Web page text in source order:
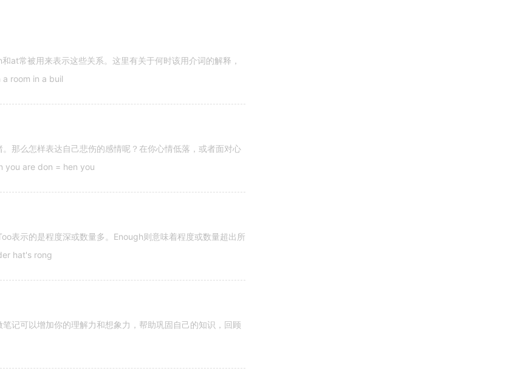
at常被用来表示这些关系。这里有关于何时该用介词的解释，
a room in a buil
那么怎样表达自己悲伤的感情呢？在你心情低落，或者面对心
you are don = hen you
表示的是程度深或数量多。Enough则意味着程度或数量超出所
hat's rong
记可以增加你的理解力和想象力，帮助巩固自己的知识，回顾